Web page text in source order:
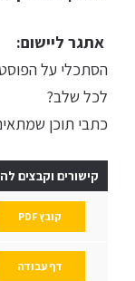
אתגר ליישום:
הסתכלי על
לכל שלב?
כתבי תוכן
קישורים וקבצים
קובץ PDF
דף עבודה